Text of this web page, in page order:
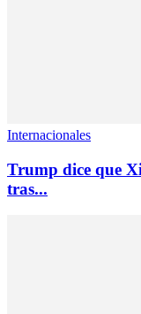
Internacionales
Trump dice que
tras...